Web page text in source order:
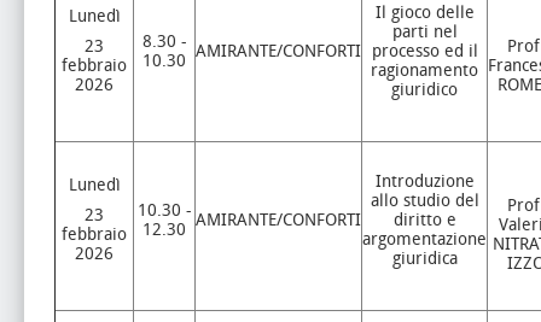
Lunedì
23
febbraio
2026
8.30 -
10.30 AMIRANTE/CONFORTI
Il gioco delle
parti nel
processo ed il
ragionamento
giuridico
Lunedì
23
febbraio
2026
10.30 -
12.30 AMIRANTE/CONFORTI
Introduzione
allo studio del
diritto e
argomentazione
giuridica